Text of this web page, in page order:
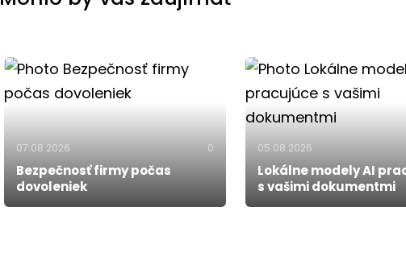
07.08.2026 0
Bezpečnosť firmy počas
dovoleniek
05.08.2026
Lokálne modely AI
s vašimi dokumentmi